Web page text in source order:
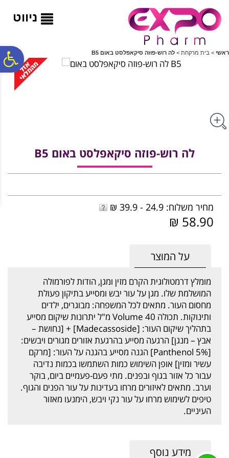
ניווט
ראשי > בית מרקחת > לה רוש-פוזה סיקאפלסט באום B5
לה רוש-פוזה סיקאפלסט באום B5
מחיר משלוח: 24.9 - 39.9 ₪
58.90 ₪
על המוצר
מומלץ דרמטולוגית הקרם מזין ומגן, הודות לפורמולה
המושלמת שלו. מגן על עור יבש ומסייע בתיקון פעולת
מחסום העור. מתאים לכל המשפחה: מבוגרים, ילדים
ותינוקות. תכולה Volume 40 מ"ל יתרונות שיקום מסייע
בתהליך שיקום העור: [Madecassoside] + [נחושת –
אבץ – מנגן] הרגעה מסייע בהרגעת אזורים מגורים ויבשים:
[5% Panthenol] הגנה מסייע בהגנה על העור: [מרקם
עשיר ומזין] אופן השימוש כמות השתמשו בכמות נדיבה
עבור כל אזור בגוף ובפנים. מתי פעם-פעמיים ביום, בוקר
וערב. מתאים לאיזורים מרחו בעדינות על עור הפנים והגוף.
טיפים לשימוש מרחו על עור נקי ויבש, הימנעו מאזור
העיניים.
מידע נוסף